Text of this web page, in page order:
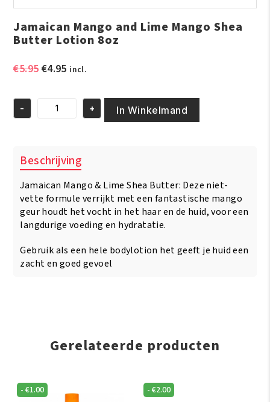
Jamaican Mango and Lime Mango Shea
Butter Lotion 8oz
€5.95Oorspronkelijke
€5.95.
€4.95Huidige
€4.95.
incl.
Jamaican
Mango
Shea
Butter
Lotion
8oz
aantal
- + In Winkelmand
Beschrijving
Jamaican Mango & Lime Shea Butter: Deze niet-
vette formule verrijkt met een fantastische mango
geur houdt het vocht in het haar en de huid, voor een
langdurige voeding en hydratatie.
Gebruik als een hele bodylotion het geeft je huid een
zacht en goed gevoel
Gerelateerde producten
-€1.00 -€2.00